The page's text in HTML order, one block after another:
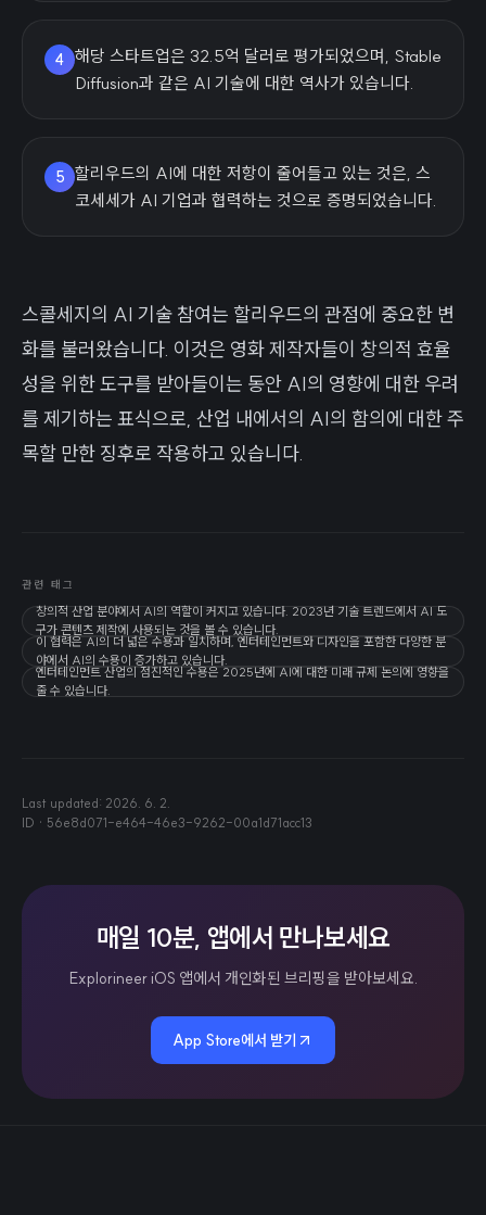
4 해당 스타트업은 32.5억 달러로 평가되었으며, Stable
Diffusion과 같은 AI 기술에 대한 역사가 있습니다.
5 할리우드의 AI에 대한 저항이 줄어들고 있는 것은, 스
코세세가 AI 기업과 협력하는 것으로 증명되었습니다.
스콜세지의 AI 기술 참여는 할리우드의 관점에 중요한 변
화를 불러왔습니다. 이것은 영화 제작자들이 창의적 효율
성을 위한 도구를 받아들이는 동안 AI의 영향에 대한 우려
를 제기하는 표식으로, 산업 내에서의 AI의 함의에 대한 주
목할 만한 징후로 작용하고 있습니다.
관련 태그
창의적 산업 분야에서 AI의 역할이 커지고 있습니다. 2023년 기술 트렌드에서 AI 도
구가 콘텐츠 제작에 사용되는 것을 볼 수 있습니다.
이 협력은 AI의 더 넓은 수용과 일치하며, 엔터테인먼트와 디자인을 포함한 다양한 분
야에서 AI의 수용이 증가하고 있습니다.
엔터테인먼트 산업의 점진적인 수용은 2025년에 AI에 대한 미래 규제 논의에 영향을
줄 수 있습니다.
Last updated: 2026. 6. 2.
ID · 56e8d071-e464-46e3-9262-00a1d71acc13
매일 10분, 앱에서 만나보세요
Explorineer iOS 앱에서 개인화된 브리핑을 받아보세요.
App Store에서 받기